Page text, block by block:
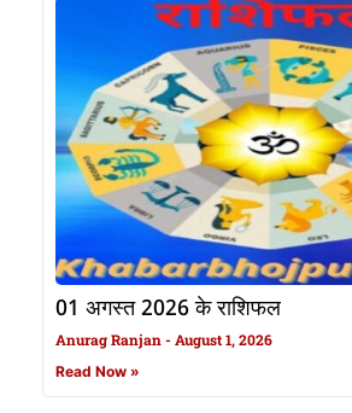
01 अगस्त 2026 के राशिफल
Anurag Ranjan August 1, 2026
Read Now »